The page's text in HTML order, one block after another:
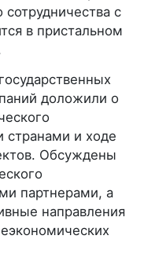
с
в пристальном
доложили о
странами и ходе
Обсуждены
партнерами, а
направления